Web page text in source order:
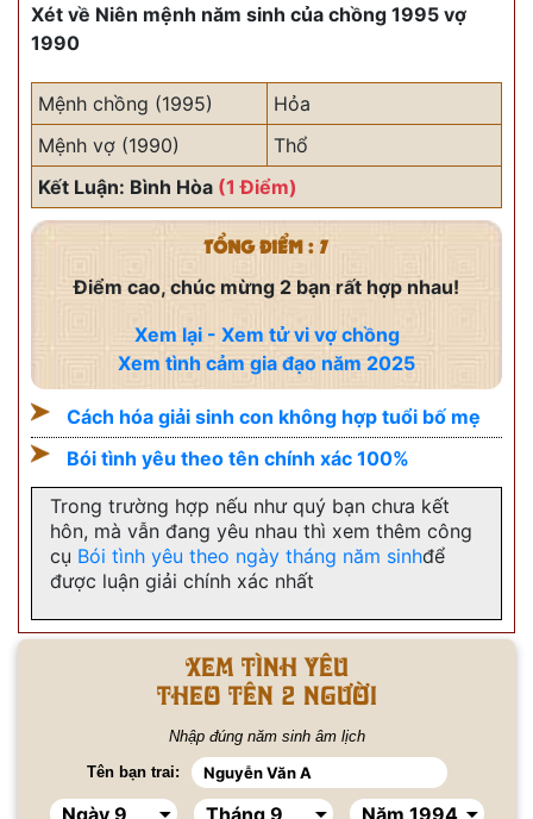
Xét về Niên mệnh năm sinh của chồng 1995 vợ
1990
Mệnh chồng (1995)
Hỏa
Mệnh vợ (1990)
Thổ
Kết Luận: Bình Hòa (1 Điểm)
TỔNG ĐIỂM : 7
Điểm cao, chúc mừng 2 bạn rất hợp nhau!
Xem lại - Xem tử vi vợ chồng
Xem tình cảm gia đạo năm 2025
Cách hóa giải sinh con không hợp tuổi bố mẹ
Bói tình yêu theo tên chính xác 100%
Trong trường hợp nếu như quý bạn chưa kết
hôn, mà vẫn đang yêu nhau thì xem thêm công
cụ Bói tình yêu theo ngày tháng năm sinhđể
được luận giải chính xác nhất
Xem tình yêu
Theo tên 2 người
Nhập đúng năm sinh âm lịch
Tên bạn trai: